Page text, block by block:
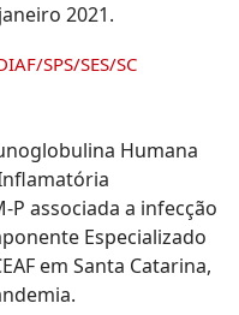
2021.
SPS/SES/SC
Humana
P associada a infecção
Especializado
em Santa Catarina,